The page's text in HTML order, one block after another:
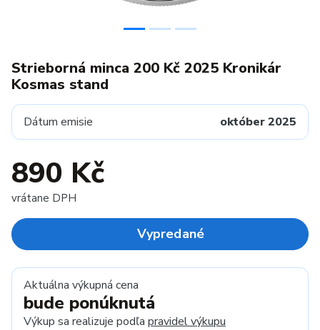
Strieborná minca 200 Kč 2025 Kronikár
Kosmas stand
Dátum emisie október 2025
890 Kč
vrátane DPH
Vypredané
Aktuálna výkupná cena
bude ponúknutá
Výkup sa realizuje podľa pravidel výkupu